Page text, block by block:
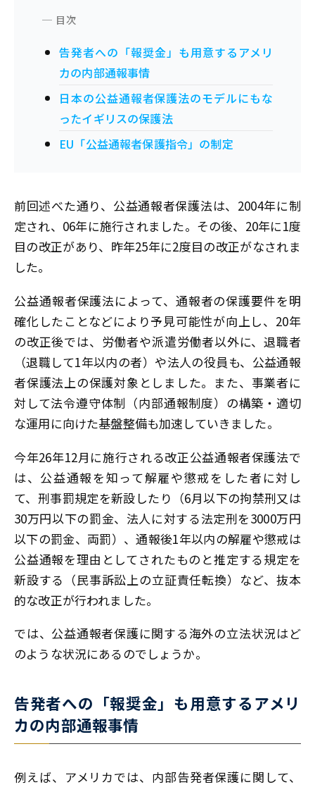
告発者への「報奨金」も用意するアメリ
カの内部通報事情
日本の公益通報者保護法のモデルにもな
ったイギリスの保護法
EU「公益通報者保護指令」の制定
前回述べた通り、公益通報者保護法は、2004年に制
定され、06年に施行されました。その後、20年に1度
目の改正があり、昨年25年に2度目の改正がなされま
した。
公益通報者保護法によって、通報者の保護要件を明
確化したことなどにより予見可能性が向上し、20年
の改正後では、労働者や派遣労働者以外に、退職者
（退職して1年以内の者）や法人の役員も、公益通報
者保護法上の保護対象としました。また、事業者に
対して法令遵守体制（内部通報制度）の構築・適切
な運用に向けた基盤整備も加速していきました。
今年26年12月に施行される改正公益通報者保護法で
は、公益通報を知って解雇や懲戒をした者に対し
て、刑事罰規定を新設したり（6月以下の拘禁刑又は
30万円以下の罰金、法人に対する法定刑を3000万円
以下の罰金、両罰）、通報後1年以内の解雇や懲戒は
公益通報を理由としてされたものと推定する規定を
新設する（民事訴訟上の立証責任転換）など、抜本
的な改正が行われました。
では、公益通報者保護に関する海外の立法状況はど
のような状況にあるのでしょうか。
告発者への「報奨金」も用意するアメリ
カの内部通報事情
例えば、アメリカでは、内部告発者保護に関して、